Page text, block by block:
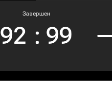
Завершен
92 : 99